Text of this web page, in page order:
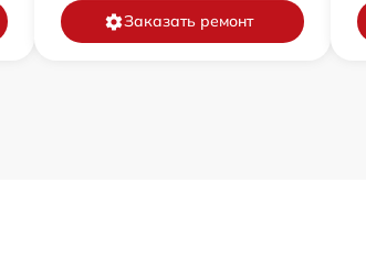
Заказать ремонт